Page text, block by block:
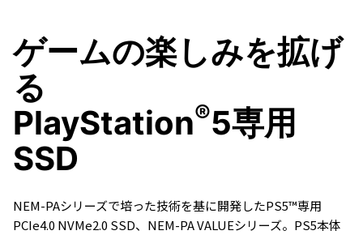
ゲームの楽しみを拡げ
る
PlayStation®5専用
SSD
NEM-PAシリーズで培った技術を基に開発したPS5™専用
PCIe4.0 NVMe2.0 SSD、NEM-PA VALUEシリーズ。PS5本体